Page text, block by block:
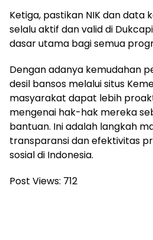
Ketiga, pastikan NIK dan data
selalu aktif dan valid di
dasar utama bagi semua
Dengan adanya kemudahan
desil bansos melalui situs
masyarakat dapat lebih
mengenai hak-hak mereka
bantuan. Ini adalah langkah
transparansi dan efektivitas
sosial di Indonesia.
Post Views: 712